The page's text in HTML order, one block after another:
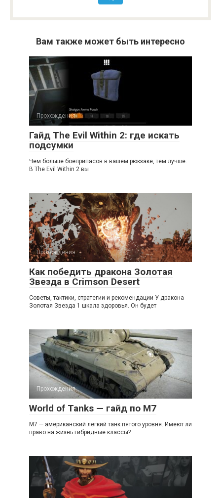
Вам также может быть интересно
Прохождения
Гайд The Evil Within 2: где искать
подсумки
Чем больше боеприпасов в вашем рюкзаке, тем лучше.
В The Evil Within 2 вы
Прохождения
Как победить дракона Золотая
Звезда в Crimson Desert
Советы, тактики, стратегии и рекомендации У дракона
Золотая Звезда 1 шкала здоровья. Он будет
Прохождения
World of Tanks — гайд по M7
М7 — американский легкий танк пятого уровня. Имеют ли
право на жизнь гибридные классы?